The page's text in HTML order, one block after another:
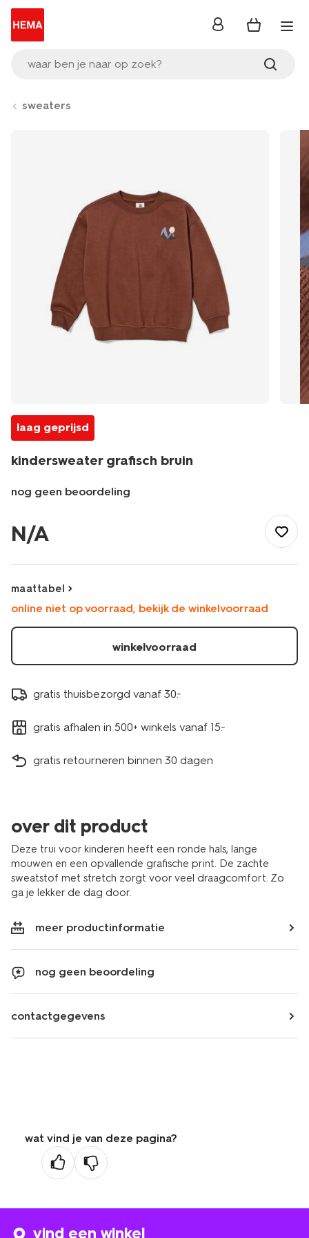
waar ben je naar op zoek?
inloggen
sweaters
laag geprijsd
kindersweater grafisch bruin
nog geen beoordeling
grafisch-
bruin-
N/A
maattabel
online niet op voorraad, bekijk de winkelvoorraad
winkelvoorraad
gratis thuisbezorgd vanaf 30.-
gratis afhalen in 500+ winkels vanaf 15.-
gratis retourneren binnen 30 dagen
over dit product
Deze trui voor kinderen heeft een ronde hals, lange
mouwen en een opvallende grafische print. De zachte
sweatstof met stretch zorgt voor veel draagcomfort. Zo
ga je lekker de dag door.
meer productinformatie
nog geen beoordeling
contactgegevens
wat vind je van deze pagina?
vind een winkel